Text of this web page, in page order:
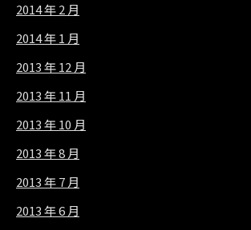
2014 年 2 月
2014 年 1 月
2013 年 12 月
2013 年 11 月
2013 年 10 月
2013 年 8 月
2013 年 7 月
2013 年 6 月